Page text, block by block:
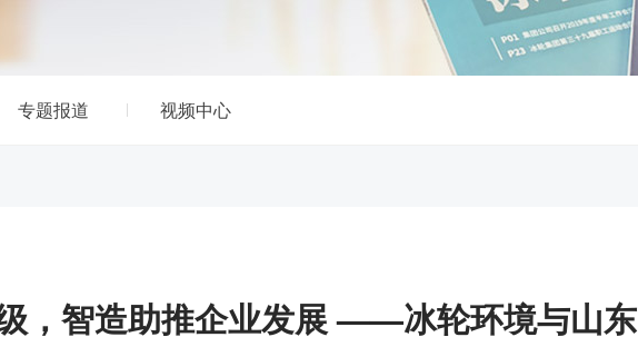
专题报道 视频中心
，智造助推企业发展 ——冰轮环境与山东